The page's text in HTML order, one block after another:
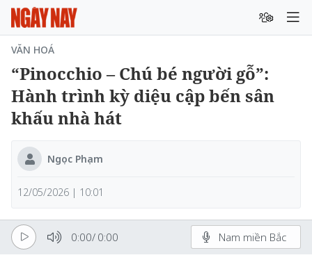
VĂN HOÁ
“Pinocchio – Chú bé người gỗ”:
Hành trình kỳ diệu cập bến sân
khấu nhà hát
Ngọc Phạm
12/05/2026 | 10:01
0:00/ 0:00 Nam miền Bắc